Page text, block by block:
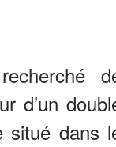
d’un
situé dans